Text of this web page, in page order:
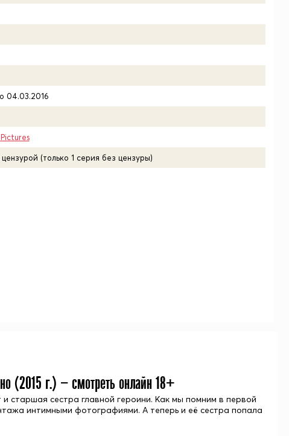
04.03.2016
(только 1 серия без цензуры)
(2015 г.) — смотреть онлайн 18+
старшая сестра главной героини. Как мы помним в первой
интимными фотографиями. А теперь и её сестра попала